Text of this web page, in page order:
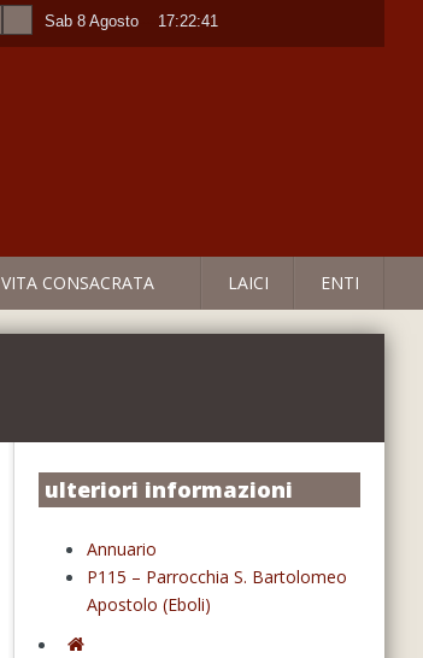
Sab 8 Agosto 17:22:41
VITA CONSACRATA LAICI ENTI
ulteriori informazioni
Annuario
P115 – Parrocchia S. Bartolomeo
Apostolo (Eboli)